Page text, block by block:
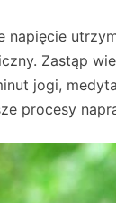
napięcie
Zastąp
jogi,
procesy